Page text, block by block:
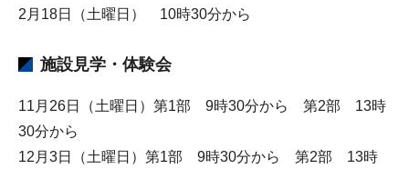
2月18日（土曜日） 10時30分から
施設見学・体験会
11月26日（土曜日）第1部 9時30分から 第2部 13時
30分から
12月3日（土曜日）第1部 9時30分から 第2部 13時